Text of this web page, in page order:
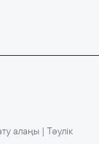
алаңы | Тәулік